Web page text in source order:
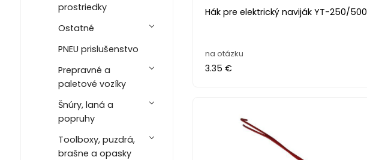
prostriedky
Ostatné
PNEU prislušenstvo
Prepravné a
paletové vozíky
Šnúry, laná a
popruhy
Toolboxy, puzdrá,
brašne a opasky
Hák pre elektrický naviják YT-250/500
na otázku
3.35 €